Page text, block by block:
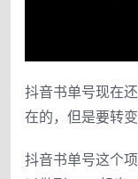
抖音书单号现在
在的，但是要转
抖音书单号这个